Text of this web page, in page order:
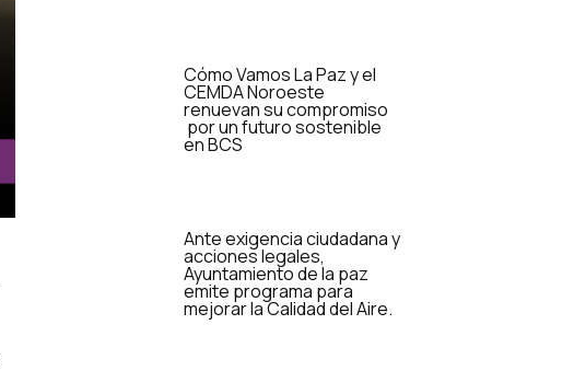
Cómo Vamos La Paz y el
CEMDA Noroeste
renuevan su compromiso
por un futuro sostenible
en BCS
Ante exigencia ciudadana y
acciones legales,
Ayuntamiento de la paz
emite programa para
mejorar la Calidad del Aire.